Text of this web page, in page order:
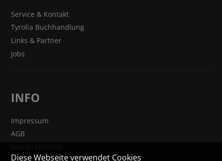
Service & Kontakt
Tyrolia Buchhandlung
Links & Partner
Jobs
INFO
Impressum
AGB
Diese Webseite verwendet Cookies